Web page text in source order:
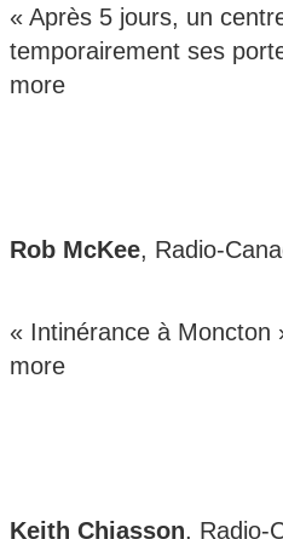
« Après 5 jours, un
temporairement ses
more
Rob McKee, Radio-
« Intinérance à Moncton
more
Keith Chiasson, Radio-